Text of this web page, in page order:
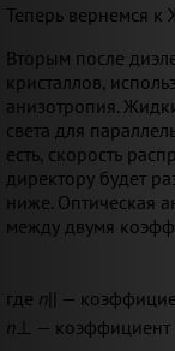
Теперь вернемся к
Вторым после
кристаллов,
анизотропия.
света для
есть, скорость
директору будет
ниже. Оптическая
между двумя
где n
—
n⊥ — коэффициент